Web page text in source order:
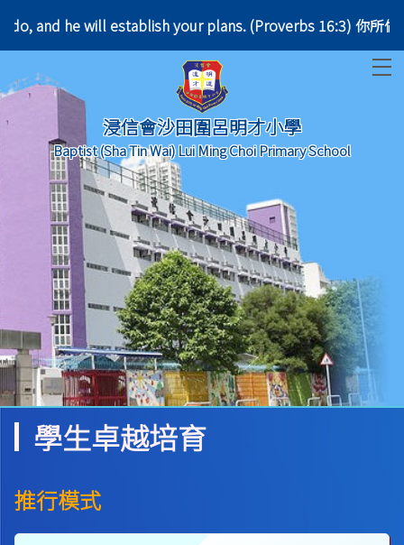
and he will establish your plans. (Proverbs 16:3) 你所做
浸信會沙田圍呂明才小學
Baptist (Sha Tin Wai) Lui Ming Choi Primary School
學生卓越培育
推行模式